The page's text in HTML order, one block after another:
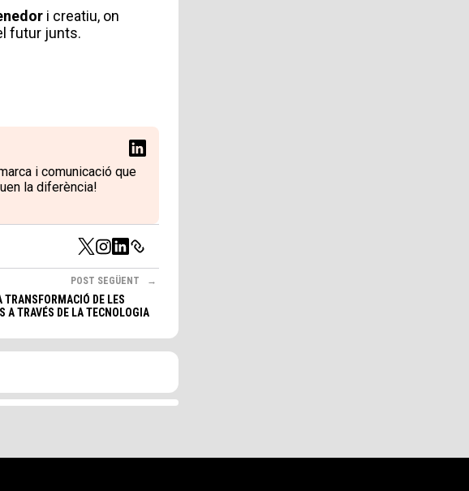
i creatiu, on
futur junts.
i comunicació que
la diferència!
POST SEGÜENT
DE LES
A TRAVÉS DE LA TECNOLOGIA